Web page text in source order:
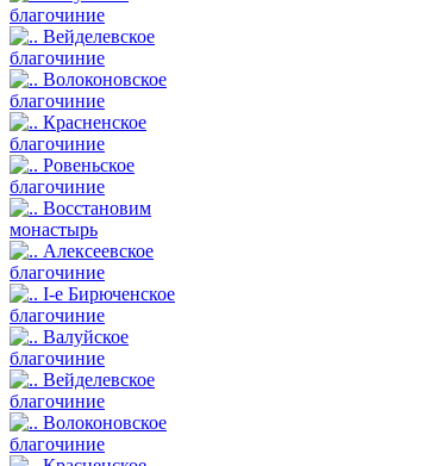
благочиние
Вейделевское
благочиние
Волоконовское
благочиние
Красненское
благочиние
Ровеньское
благочиние
Восстановим
монастырь
Алексеевское
благочиние
I-е Бирюченское
благочиние
Валуйское
благочиние
Вейделевское
благочиние
Волоконовское
благочиние